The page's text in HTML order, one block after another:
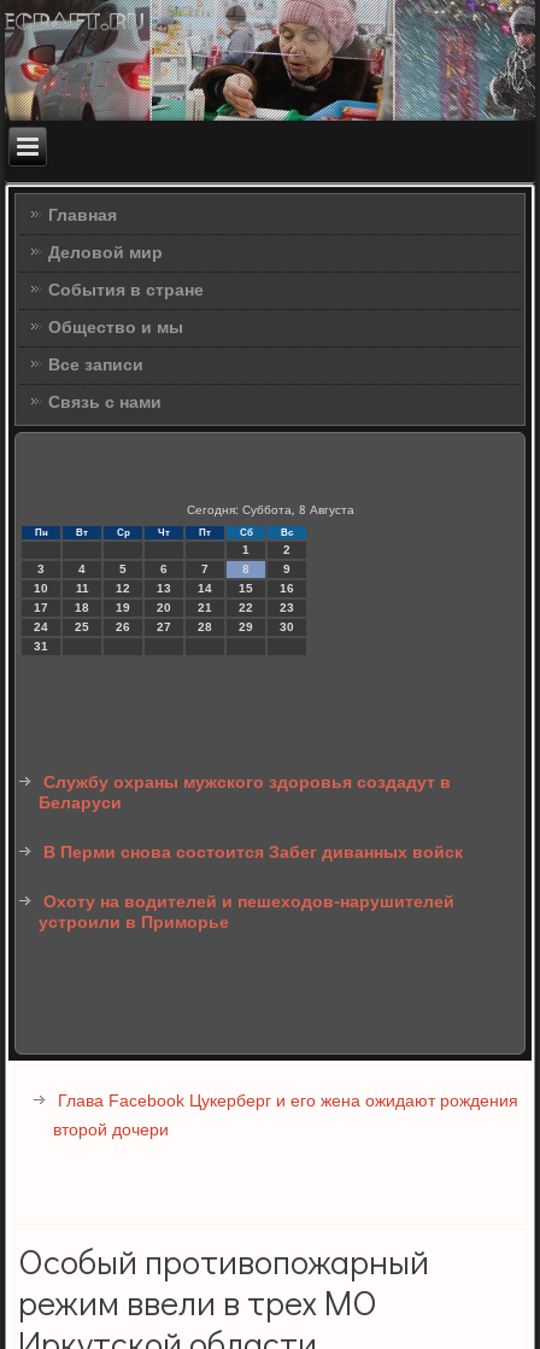
Главная
Деловой мир
События в стране
Общество и мы
Все записи
Связь с нами
Сегодня: Суббота, 8 Августа
Пн Вт Ср Чт Пт Сб Вс
1
2
3
4 5 6 7 8
9
10
11 12 13 14 15
16
17
18 19 20 21 22
23
24
25 26 27 28 29
30
31
Службу охраны мужского здоровья создадут в
Беларуси
В Перми снова состоится Забег диванных войск
Охоту на водителей и пешеходов-нарушителей
устроили в Приморье
Глава Facebook Цукерберг и его жена ожидают рождения
второй дочери
Особый противопожарный
режим ввели в трех МО